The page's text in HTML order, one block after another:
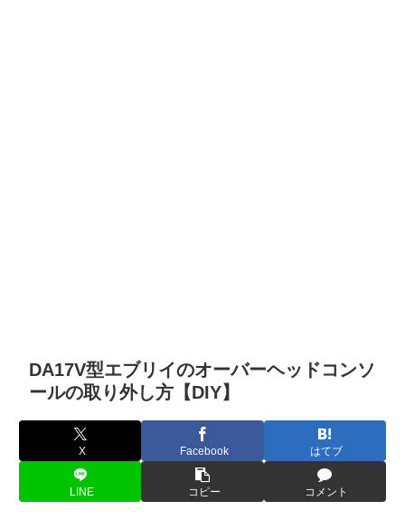
DA17V型エブリイのオーバーヘッドコンソ
ールの取り外し方【DIY】
X Facebook はてブ
LINE コピー コメント